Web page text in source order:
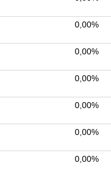
0,00%
0,00%
0,00%
0,00%
0,00%
0,00%